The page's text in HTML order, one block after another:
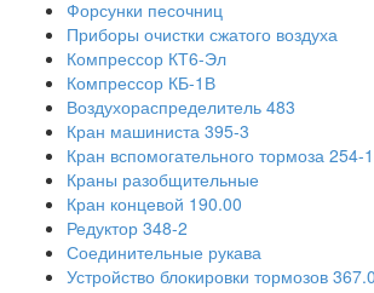
Форсунки песочниц
Приборы очистки сжатого воздуха
Компрессор КТ6-Эл
Компрессор КБ-1В
Воздухораспределитель 483
Кран машиниста 395-3
Кран вспомогательного тормоза 254-1
Краны разобщительные
Кран концевой 190.00
Редуктор 348-2
Соединительные рукава
Устройство блокировки тормозов